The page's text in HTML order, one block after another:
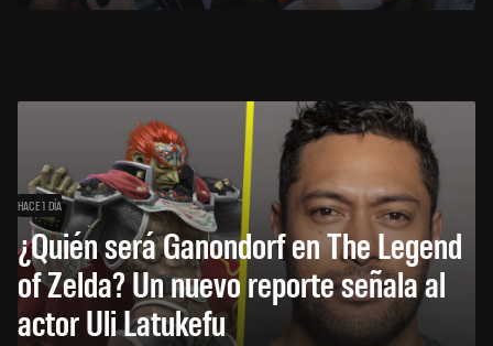
HACE 1 DÍA
¿Quién será Ganondorf en The Legend
of Zelda? Un nuevo reporte señala al
actor Uli Latukefu